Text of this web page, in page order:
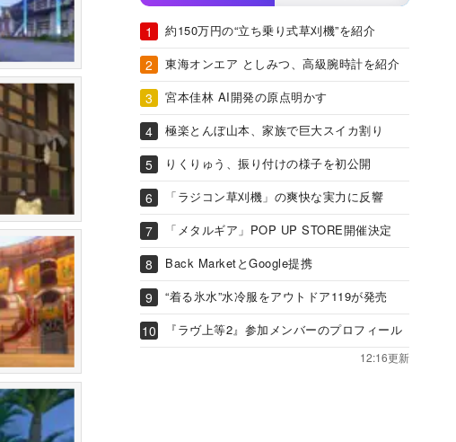
約150万円の“立ち乗り式草刈機”を紹介
東海オンエア としみつ、高級腕時計を紹介
宮本佳林 AI開発の原点明かす
極楽とんぼ山本、家族で巨大スイカ割り
りくりゅう、振り付けの様子を初公開
「ラジコン草刈機」の爽快な実力に反響
「メタルギア」POP UP STORE開催決定
Back MarketとGoogle提携
“着る氷水”水冷服をアウトドア119が発売
『ラヴ上等2』参加メンバーのプロフィール
12:16更新